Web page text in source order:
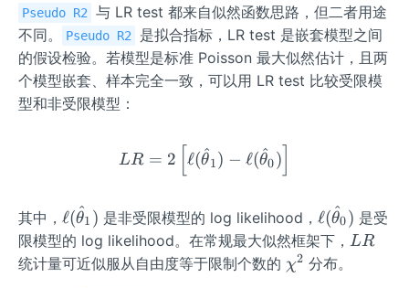
Pseudo R2
与 LR test 都来自似然函数思路，但二者用途
不同。
Pseudo R2
是拟合指标，LR test 是嵌套模型之间
的假设检验。若模型是标准 Poisson 最大似然估计，且两
个模型嵌套、样本完全一致，可以用 LR test 比较受限模
型和非受限模型：
LR = 2 [ℓ(θ
^1) − ℓ(θ
^0)
其中， \ell
(\h
at
ℓ(θ
^1 ) 是非受限模型的 log likelihood， \ell
(\h
at
ℓ(θ
^0) 是受
限模型的 log likelihood。在常规最大似然框架下， L
LR
统计量可近似服从自由度等于限制个数的 \ch
χ2 分布。